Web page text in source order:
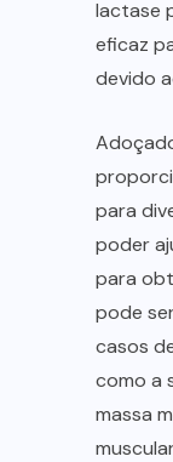
lactase
eficaz
devido
para
poder
para
pode
casos
como a
massa